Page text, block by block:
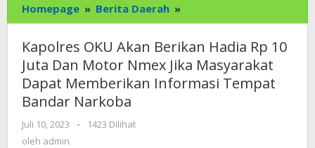
Homepage » Berita Daerah »
OKU
Akan
Berikan
Hadia
Rp
Kapolres OKU Akan Berikan Hadia Rp 10
Juta Dan Motor Nmex Jika Masyarakat
Dapat Memberikan Informasi Tempat
Bandar Narkoba
Juli 10, 2023
oleh
-
1423 Dilihat
oleh admin